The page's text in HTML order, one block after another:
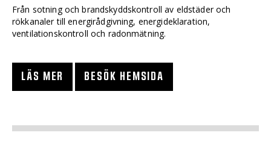
Från sotning och brandskyddskontroll av eldstäder och
rökkanaler till energirådgivning, energideklaration,
ventilationskontroll och radonmätning.
LÄS MER BESÖK HEMSIDA